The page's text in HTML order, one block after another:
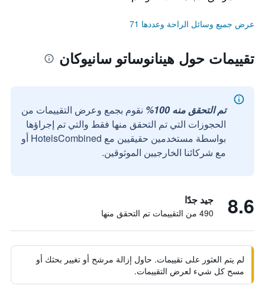
عرض جميع وسائل الراحة وعددها 71
تقييمات حول هينانوساتو سانيوكان
تم التحقق منه 100%
نقوم بجمع وعرض التقييمات من
الحجوزات التي تم التحقق منها فقط والتي تم إجراؤها
بواسطة مستخدمين حقيقيين مع HotelsCombined أو
مع شركائنا الخارجيين الموثوقين.
8.6 جيد جدًا
490 من التقييمات تم التحقق منها
لم يتم العثور على تقييمات. حاول إزالة مرشح أو تغيير بحثك أو
مسح كل شيء لعرض التقييمات.